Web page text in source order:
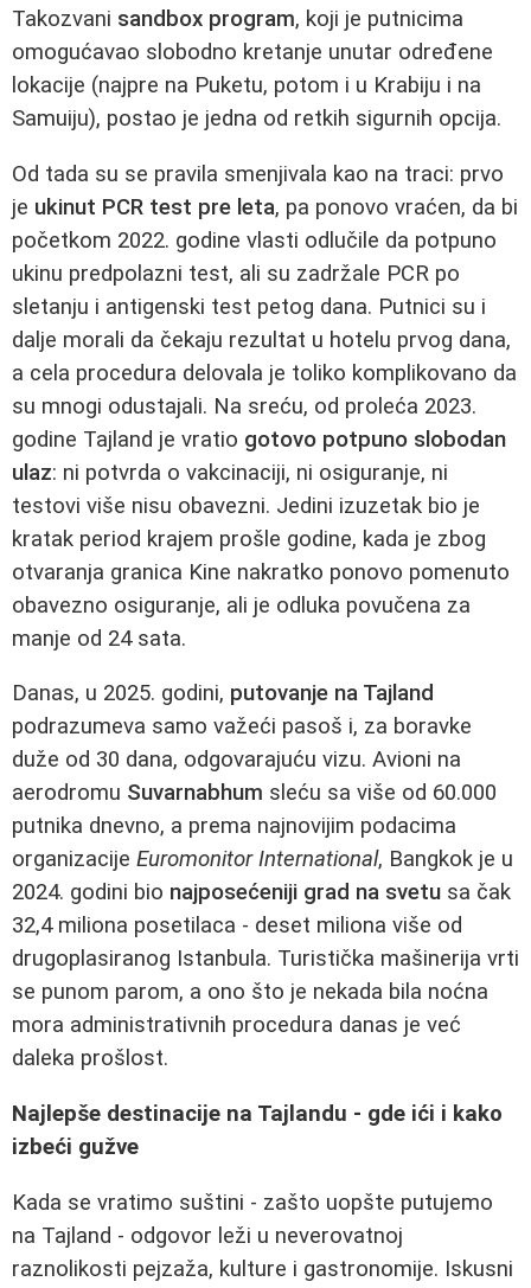
Takozvani sandbox program, koji je putnicima
omogućavao slobodno kretanje unutar određene
lokacije (najpre na Puketu, potom i u Krabiju i na
Samuiju), postao je jedna od retkih sigurnih opcija.
Od tada su se pravila smenjivala kao na traci: prvo
je ukinut PCR test pre leta, pa ponovo vraćen, da bi
početkom 2022. godine vlasti odlučile da potpuno
ukinu predpolazni test, ali su zadržale PCR po
sletanju i antigenski test petog dana. Putnici su i
dalje morali da čekaju rezultat u hotelu prvog dana,
a cela procedura delovala je toliko komplikovano da
su mnogi odustajali. Na sreću, od proleća 2023.
godine Tajland je vratio gotovo potpuno slobodan
ulaz: ni potvrda o vakcinaciji, ni osiguranje, ni
testovi više nisu obavezni. Jedini izuzetak bio je
kratak period krajem prošle godine, kada je zbog
otvaranja granica Kine nakratko ponovo pomenuto
obavezno osiguranje, ali je odluka povučena za
manje od 24 sata.
Danas, u 2025. godini, putovanje na Tajland
podrazumeva samo važeći pasoš i, za boravke
duže od 30 dana, odgovarajuću vizu. Avioni na
aerodromu Suvarnabhum sleću sa više od 60.000
putnika dnevno, a prema najnovijim podacima
organizacije Euromonitor International, Bangkok je u
2024. godini bio najposećeniji grad na svetu sa čak
32,4 miliona posetilaca - deset miliona više od
drugoplasiranog Istanbula. Turistička mašinerija vrti
se punom parom, a ono što je nekada bila noćna
mora administrativnih procedura danas je već
daleka prošlost.
Najlepše destinacije na Tajlandu - gde ići i kako
izbeći gužve
Kada se vratimo suštini - zašto uopšte putujemo
na Tajland - odgovor leži u neverovatnoj
raznolikosti pejzaža, kulture i gastronomije. Iskusni